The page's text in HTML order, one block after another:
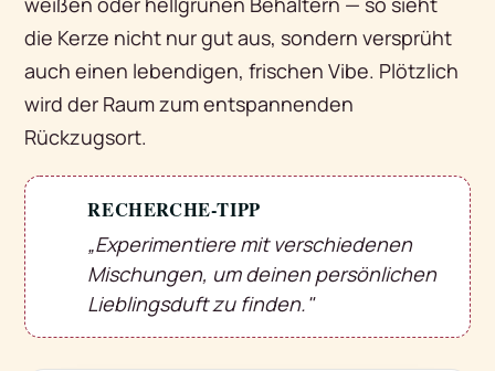
die Kerze nicht nur gut aus, sondern versprüht
auch einen lebendigen, frischen Vibe. Plötzlich
wird der Raum zum entspannenden
Rückzugsort.
RECHERCHE-TIPP
„Experimentiere mit verschiedenen
Mischungen, um deinen persönlichen
Lieblingsduft zu finden."